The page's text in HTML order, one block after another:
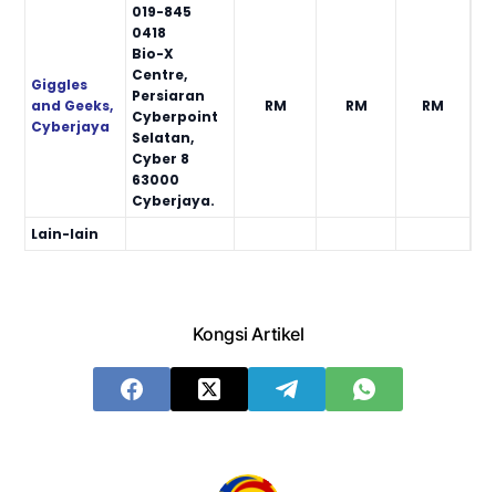
Giggles
and Geeks,
Cyberjaya
019-845
0418
Bio-X
Centre,
Persiaran
Cyberpoint
Selatan,
Cyber 8
63000
Cyberjaya.
RM RM RM
Lain-lain
Kongsi Artikel